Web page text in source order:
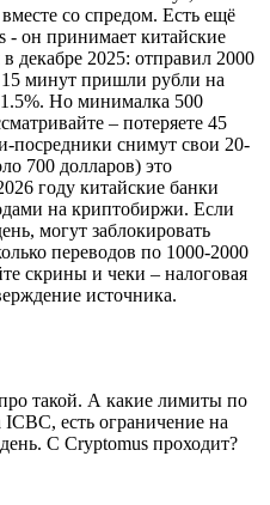
со спредом. Есть ещё
- он принимает китайские
декабре 2025: отправил 2000
минут пришли рубли на
Но минималка 500
– потеряете 45
посредники снимут свои 20-
700 долларов) это
году китайские банки
на криптобиржи. Если
могут заблокировать
переводов по 1000-2000
скрины и чеки – налоговая
источника.
такой. А какие лимиты по
есть ограничение на
С Cryptomus проходит?